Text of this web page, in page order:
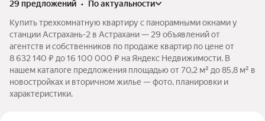
29 предложений •
по актуальности
Купить трехкомнатную квартиру с панорамными окнами у
станции Астрахань-2 в Астрахани — 29 объявлений от
агентств и собственников по продаже квартир по цене от
8 632 140 ₽ до 16 100 000 ₽ на Яндекс Недвижимости. В
нашем каталоге предложения площадью от 70,2 м² до 85,8 м² в
новостройках и вторичном жилье — фото, планировки и
характеристики.